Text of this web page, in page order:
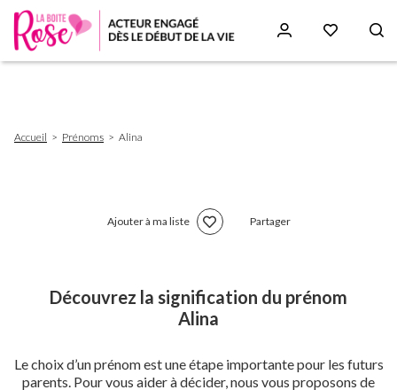
d'Ariane
Accueil Prénoms Alina
Ajouter à ma liste Partager
Découvrez la signification du prénom
Alina
Le choix d’un prénom est une étape importante pour les futurs
parents. Pour vous aider à décider, nous vous proposons de